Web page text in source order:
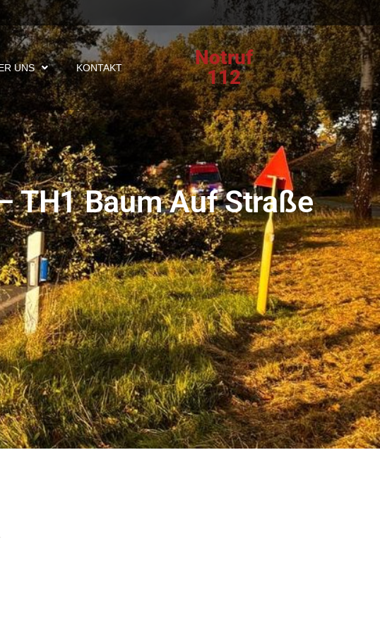
UNS KONTAKT
Notruf
112
TH1 Baum Auf Straße